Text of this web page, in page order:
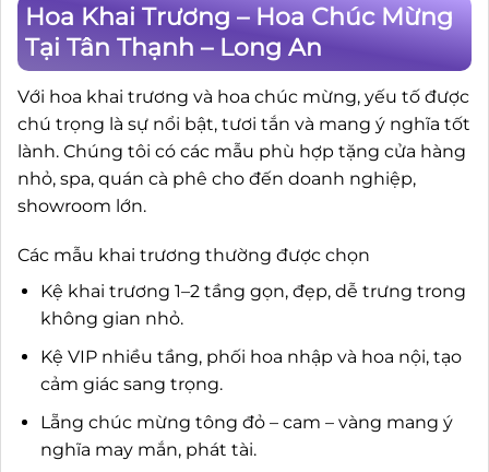
Hoa Khai Trương – Hoa Chúc Mừng
Tại Tân Thạnh – Long An
Với hoa khai trương và hoa chúc mừng, yếu tố được
chú trọng là sự nổi bật, tươi tắn và mang ý nghĩa tốt
lành. Chúng tôi có các mẫu phù hợp tặng cửa hàng
nhỏ, spa, quán cà phê cho đến doanh nghiệp,
showroom lớn.
Các mẫu khai trương thường được chọn
Kệ khai trương 1–2 tầng gọn, đẹp, dễ trưng trong
không gian nhỏ.
Kệ VIP nhiều tầng, phối hoa nhập và hoa nội, tạo
cảm giác sang trọng.
Lẵng chúc mừng tông đỏ – cam – vàng mang ý
nghĩa may mắn, phát tài.